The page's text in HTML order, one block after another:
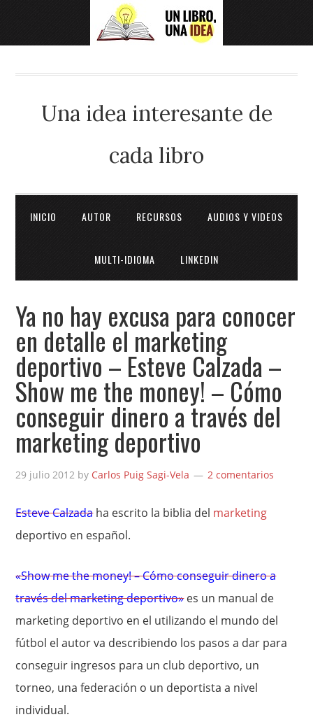
Una idea interesante de
cada libro
INICIO AUTOR RECURSOS AUDIOS Y VIDEOS
MULTI-IDIOMA LINKEDIN
Ya no hay excusa para conocer
en detalle el marketing
deportivo – Esteve Calzada –
Show me the money! – Cómo
conseguir dinero a través del
marketing deportivo
29 julio 2012 by Carlos Puig Sagi-Vela 2 comentarios
Esteve Calzadaha escrito la biblia del marketing
deportivo en español.
«Show me the money! – Cómo conseguir dinero a
través del marketing deportivo»es un manual de
marketing deportivo en el utilizando el mundo del
fútbol el autor va describiendo los pasos a dar para
conseguir ingresos para un club deportivo, un
torneo, una federación o un deportista a nivel
individual.